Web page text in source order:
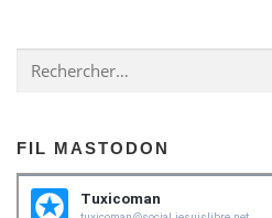
FIL MASTODON